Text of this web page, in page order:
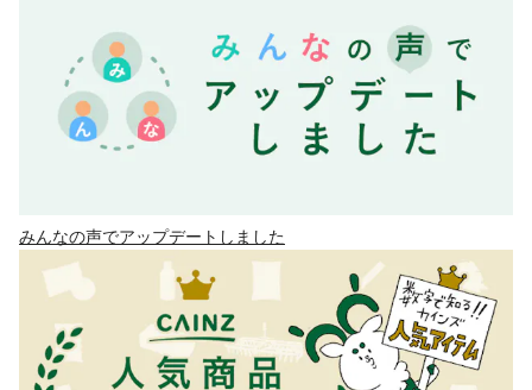
みんなの声でアップデートしました